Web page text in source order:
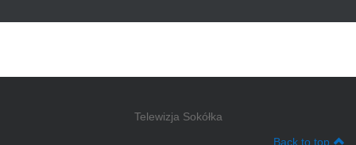
Telewizja Sokółka
Back to top